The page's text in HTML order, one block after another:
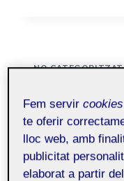
NO CATEGORITZAT
la
Per Xavier Lorente
Fem servircookies
te oferir
lloc web, amb
publicitat
elaborat a partir